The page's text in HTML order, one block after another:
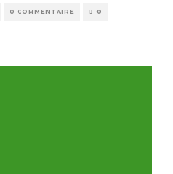
0 COMMENTAIRE 0